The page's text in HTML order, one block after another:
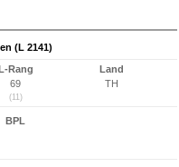
(L 2141)
L-Rang
69
(11)
Land
TH
BPL